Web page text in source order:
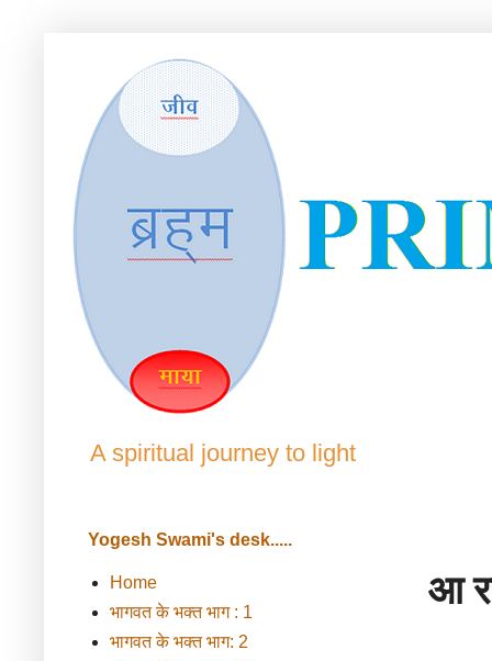
A spiritual journey to light
आ
Yogesh Swami's desk.....
Home
भागवत के भक्त भाग : 1
भागवत के भक्त भाग: 2